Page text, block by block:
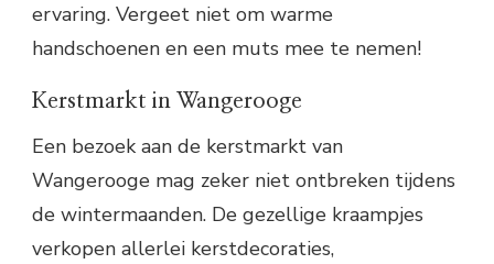
ervaring. Vergeet niet om warme
handschoenen en een muts mee te nemen!
Kerstmarkt in Wangerooge
Een bezoek aan de kerstmarkt van
Wangerooge mag zeker niet ontbreken tijdens
de wintermaanden. De gezellige kraampjes
verkopen allerlei kerstdecoraties,